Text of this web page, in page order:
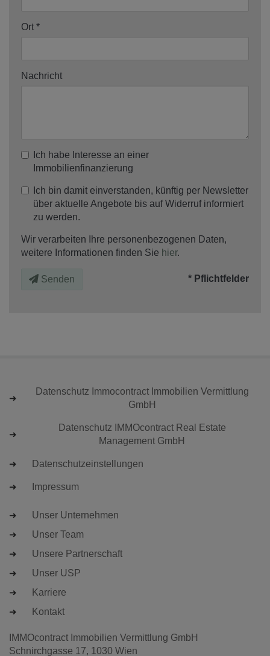
Ort
Nachricht
Ich habe Interesse an einer
Immobilienfinanzierung
Ich bin damit einverstanden, künftig per Newsletter
über aktuelle Angebote bis auf Widerruf informiert
zu werden.
Wir verarbeiten Ihre personenbezogenen Daten,
weitere Informationen finden Sie hier.
Senden * Pflichtfelder
Datenschutz Immocontract Immobilien Vermittlung
GmbH
Datenschutz IMMOcontract Real Estate
Management GmbH
Datenschutzeinstellungen
Impressum
Unser Unternehmen
Unser Team
Unsere Partnerschaft
Unser USP
Karriere
Kontakt
IMMOcontract Immobilien Vermittlung GmbH
Schnirchgasse 17, 1030 Wien